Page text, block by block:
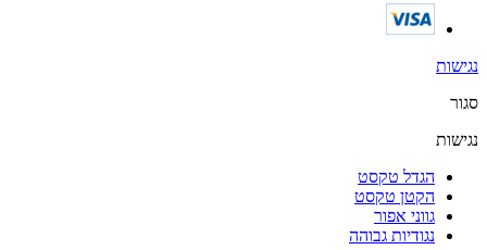
נגישות
סגור
נגישות
הגדל טקסט
הקטן טקסט
גווני אפור
נגודיות גבוהה